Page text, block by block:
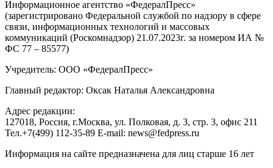
Информационное агентство «ФедералПресс»
(зарегистрировано Федеральной службой по надзору в сфере
связи, информационных технологий и массовых
коммуникаций (Роскомнадзор) 21.07.2023г. за номером ИА №
ФС 77 – 85577)
Учредитель: ООО «ФедералПресс»
Главный редактор: Оксак Наталья Александровна
Адрес редакции:
127018, Россия, г.Москва, ул. Полковая, д. 3, стр. 3, офис 211
Тел.+7(499) 112-35-89 E-mail: news@fedpress.ru
Информация на сайте предназначена для лиц старше 16 лет